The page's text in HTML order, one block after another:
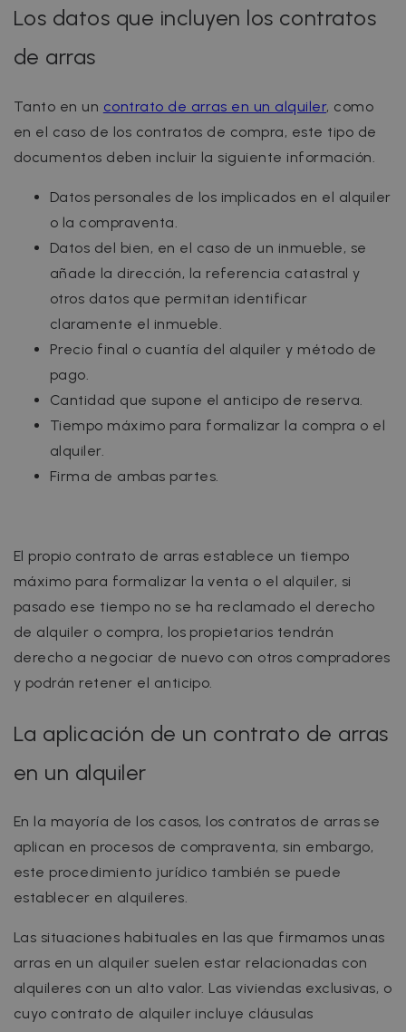
Los datos que incluyen los contratos
de arras
Tanto en un contrato de arras en un alquiler, como
en el caso de los contratos de compra, este tipo de
documentos deben incluir la siguiente información.
Datos personales de los implicados en el alquiler
o la compraventa.
Datos del bien, en el caso de un inmueble, se
añade la dirección, la referencia catastral y
otros datos que permitan identificar
claramente el inmueble.
Precio final o cuantía del alquiler y método de
pago.
Cantidad que supone el anticipo de reserva.
Tiempo máximo para formalizar la compra o el
alquiler.
Firma de ambas partes.
El propio contrato de arras establece un tiempo
máximo para formalizar la venta o el alquiler, si
pasado ese tiempo no se ha reclamado el derecho
de alquiler o compra, los propietarios tendrán
derecho a negociar de nuevo con otros compradores
y podrán retener el anticipo.
La aplicación de un contrato de arras
en un alquiler
En la mayoría de los casos, los contratos de arras se
aplican en procesos de compraventa, sin embargo,
este procedimiento jurídico también se puede
establecer en alquileres.
Las situaciones habituales en las que firmamos unas
arras en un alquiler suelen estar relacionadas con
alquileres con un alto valor. Las viviendas exclusivas, o
cuyo contrato de alquiler incluye cláusulas